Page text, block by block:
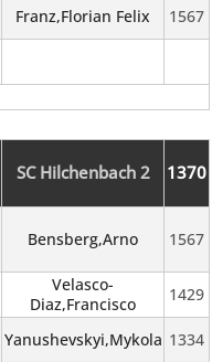
Franz,Florian Felix 1567
SC Hilchenbach 2 1370
Bensberg,Arno 1567
Velasco-
Diaz,Francisco
1429
Yanushevskyi,Mykola 1334